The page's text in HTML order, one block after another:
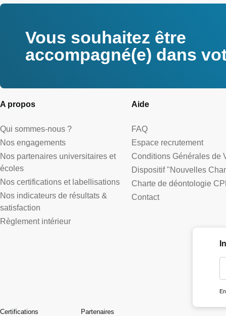
Vous souhaitez être
accompagné(e) dans
A propos
Qui sommes-nous ?
Nos engagements
Nos partenaires universitaires et
écoles
Nos certifications et labellisations
Nos indicateurs de résultats &
satisfaction
Règlement intérieur
Aide
FAQ
Espace recrutement
Conditions Générales de
Dispositif "Nouvelles
Charte de déontologie
Contact
Certifications Partenaires